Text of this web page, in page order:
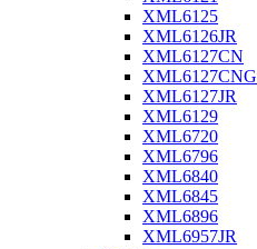
XML6125
XML6126JR
XML6127CN
XML6127CNG
XML6127JR
XML6129
XML6720
XML6796
XML6840
XML6845
XML6896
XML6957JR